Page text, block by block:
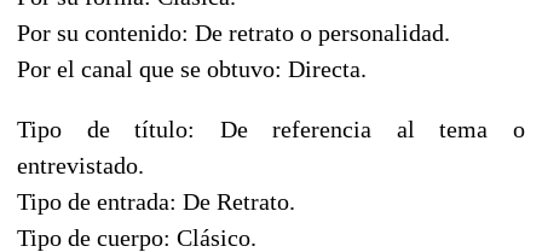
Por su contenido: De retrato o personalidad.
Por el canal que se obtuvo: Directa.
Tipo de título: De referencia al tema o
entrevistado.
Tipo de entrada: De Retrato.
Tipo de cuerpo: Clásico.